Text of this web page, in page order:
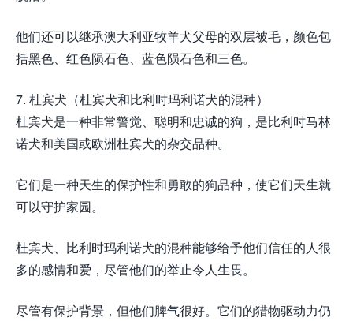
他们还可以继承澳大利亚牧羊犬父母的双层被毛，颜色包
括黑色、红色陨石色、蓝色陨石色和三色。
7. 杜宾犬（杜宾犬和比利时玛利诺犬的混种）
杜宾犬是一种非常警觉、聪明和忠诚的狗，是比利时马林
诺犬和美国或欧洲杜宾犬的杂交品种。
它们是一种天生的保护性和勇敢的狗品种，使它们天生就
可以守护家园。
杜宾犬、比利时玛利诺犬的混种能够给予他们信任的人很
多的感情和爱，尽管他们的举止令人生畏。
尽管有保护背景，但他们脾气很好。它们的猎物驱动力仍